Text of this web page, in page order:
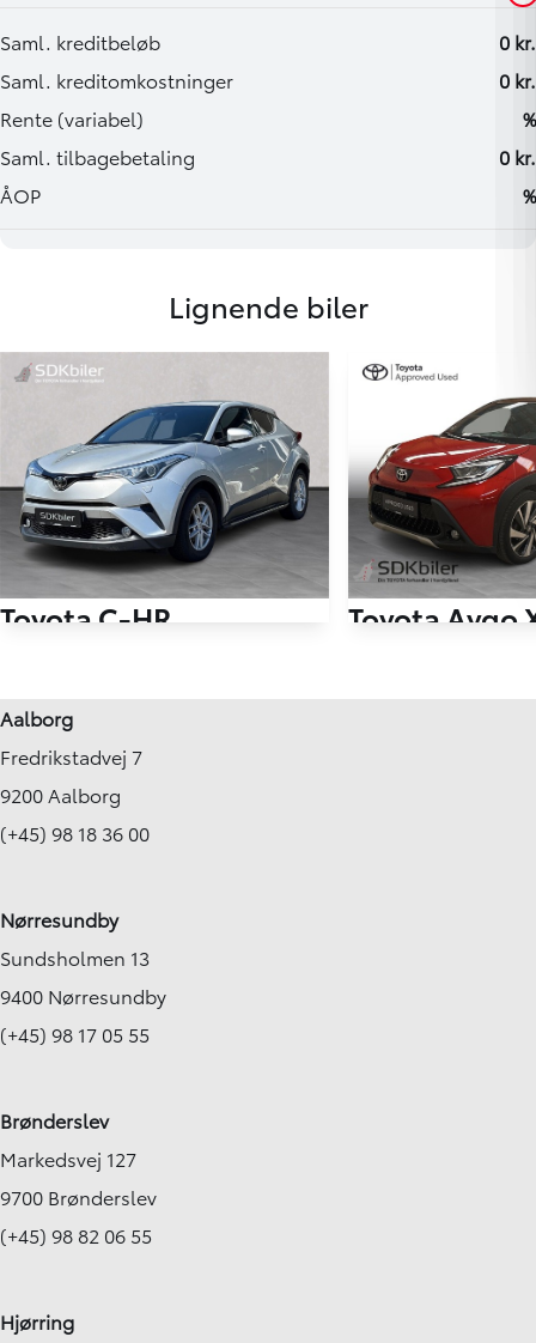
Lignende biler
Toyota C-HR
2017
Benzin
KONTANT
FINANSIERING
Toyota Aygo
Aalborg
Fredrikstadvej 7
9200 Aalborg
(+45) 98 18 36 00
Nørresundby
Sundsholmen 13
9400 Nørresundby
(+45) 98 17 05 55
Brønderslev
Markedsvej 127
9700 Brønderslev
(+45) 98 82 06 55
Hjørring